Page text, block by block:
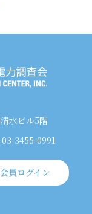
水ビル5階
3455-0991
会員ログイン